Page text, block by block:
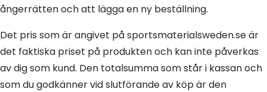
ångerrätten och att lägga en ny beställning.
Det pris som är angivet på sportsmaterialsweden.se är
det faktiska priset på produkten och kan inte påverkas
av dig som kund. Den totalsumma som står i kassan och
som du godkänner vid slutförande av köp är den